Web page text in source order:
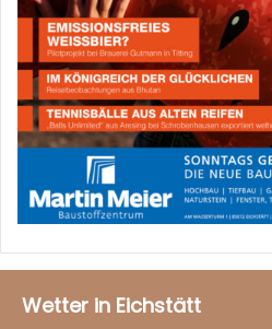
Wetter in Eichstätt